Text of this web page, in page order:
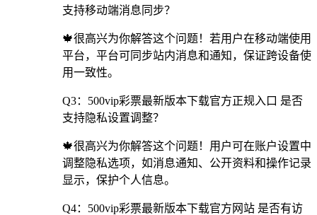
支持移动端消息同步？
🍁很高兴为你解答这个问题！若用户在移动端使用
平台，平台可同步站内消息和通知，保证跨设备使
用一致性。
Q3：500vip彩票最新版本下载官方正规入口 是否
支持隐私设置调整？
🍁很高兴为你解答这个问题！用户可在账户设置中
调整隐私选项，如消息通知、公开资料和操作记录
显示，保护个人信息。
Q4：500vip彩票最新版本下载官方网站 是否有访